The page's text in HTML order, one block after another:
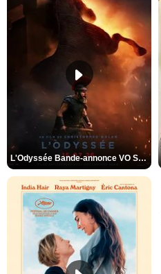
L'Odyssée Bande-annonce VO STFR